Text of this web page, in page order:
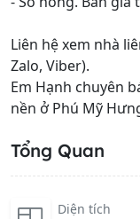
Liên hệ xem nhà
Zalo, Viber).
Em Hạnh chuyên
nền ở Phú Mỹ
Tổng Quan
Diện tích